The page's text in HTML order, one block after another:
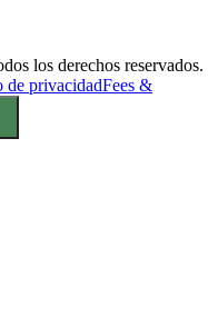
los derechos reservados.
de privacidadFees &